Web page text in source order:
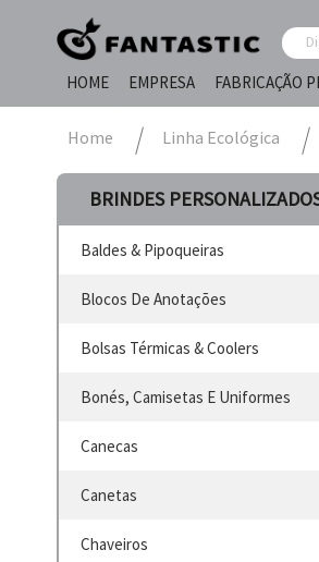
HOME
EMPRESA FABRICAÇÃO
Home Linha Ecológica
BRINDES
Baldes & Pipoqueiras
Blocos De Anotações
Bolsas Térmicas & Coolers
Bonés, Camisetas E Uniformes
Canecas
Canetas
Chaveiros